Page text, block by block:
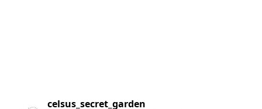
celsus_secret_garden